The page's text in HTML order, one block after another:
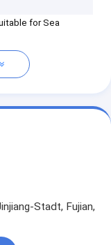
for Sea
Stadt, Fujian,